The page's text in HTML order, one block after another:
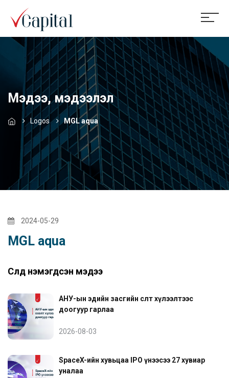
Мэдээ, мэдээлэл
Logos MGL aqua
2024-05-29
MGL aqua
Сүүлд нэмэгдсэн мэдээ
АНУ-ын эдийн засгийн өсөлт хүлээлтээс
доогуур гарлаа
2026-08-03
SpaceX-ийн хувьцаа IPO үнээсээ 27 хувиар
уналаа